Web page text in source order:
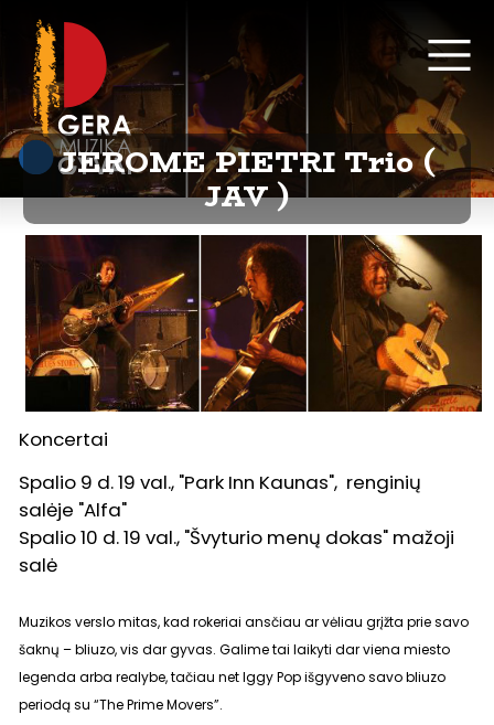
JEROME PIETRI Trio (
JAV )
Koncertai
Spalio 9 d. 19 val., "Park Inn Kaunas", renginių
salėje "Alfa"
Spalio 10 d. 19 val., "Švyturio menų dokas" mažoji
salė
Muzikos verslo mitas, kad rokeriai ansčiau ar vėliau grįžta prie savo
šaknų – bliuzo, vis dar gyvas. Galime tai laikyti dar viena miesto
legenda arba realybe, tačiau net Iggy Pop išgyveno savo bliuzo
periodą su “The Prime Movers”.